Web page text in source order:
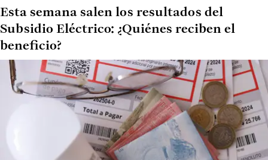
Esta semana salen los resultados del
Subsidio Eléctrico: ¿Quiénes reciben el
beneficio?